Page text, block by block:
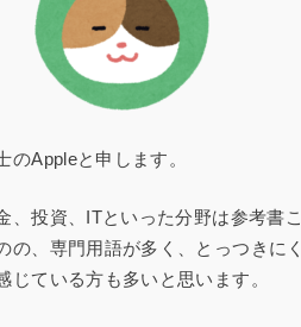
のAppleと申します。
、投資、ITといった分野は参考書こ
の、専門用語が多く、とっつきにく
じている方も多いと思います。